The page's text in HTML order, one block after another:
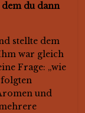
du dann
stellte dem
war gleich
Frage: „wie
und